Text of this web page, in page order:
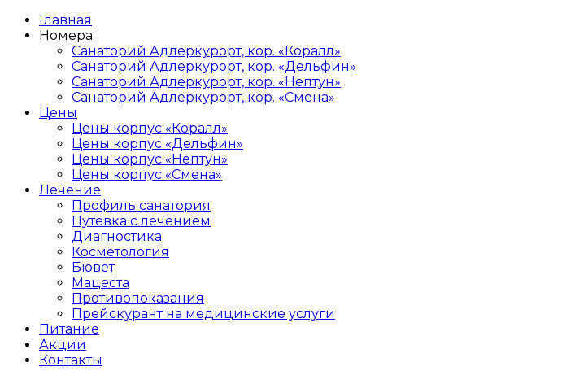
Главная
Номера
Санаторий Адлеркурорт, кор. «Коралл»
Санаторий Адлеркурорт, кор. «Дельфин»
Санаторий Адлеркурорт, кор. «Нептун»
Санаторий Адлеркурорт, кор. «Смена»
Цены
Цены корпус «Коралл»
Цены корпус «Дельфин»
Цены корпус «Нептун»
Цены корпус «Смена»
Лечение
Профиль санатория
Путевка с лечением
Диагностика
Косметология
Бювет
Мацеста
Противопоказания
Прейскурант на медицинские услуги
Питание
Акции
Контакты